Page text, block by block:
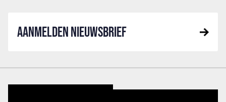
AANMELDEN NIEUWSBRIEF